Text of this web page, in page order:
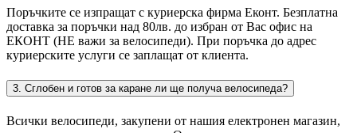
Поръчките се изпращат с куриерска фирма Еконт. Безплатна
доставка за поръчки над 80лв. до избран от Вас офис на
ЕКОНТ (НЕ важи за велосипеди). При поръчка до адрес
куриерските услуги се заплащат от клиента.
3. Сглобен и готов за каране ли ще получа велосипеда?
Всички велосипеди, закупени от нашия електронен магазин,